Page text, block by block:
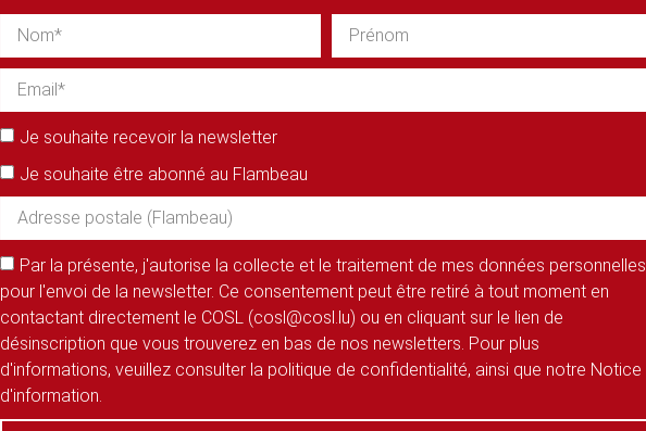
Je souhaite recevoir la newsletter
Je souhaite être abonné au Flambeau
Par la présente, j'autorise la collecte et le traitement de mes données personnelles
pour l'envoi de la newsletter. Ce consentement peut être retiré à tout moment en
contactant directement le COSL (cosl@cosl.lu) ou en cliquant sur le lien de
désinscription que vous trouverez en bas de nos newsletters. Pour plus
d'informations, veuillez consulter la politique de confidentialité, ainsi que notre Notice
d'information.